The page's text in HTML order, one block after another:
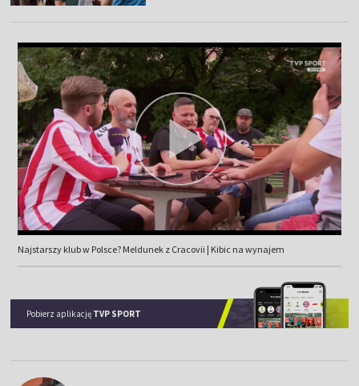
Najstarszy klub w Polsce? Meldunek z Cracovii | Kibic na wynajem
Pobierz aplikację TVP SPORT